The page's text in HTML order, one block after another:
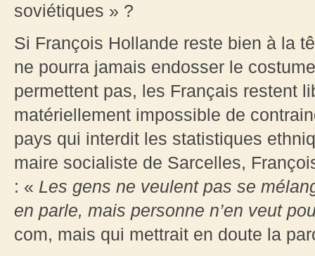
soviétiques » ?
Si François Hollande reste bien à la
ne pourra jamais endosser le
permettent pas, les Français restent
matériellement impossible de
pays qui interdit les statistiques
maire socialiste de Sarcelles,
: « Les gens ne veulent pas se
en parle, mais personne n’en veut
com, mais qui mettrait en doute la